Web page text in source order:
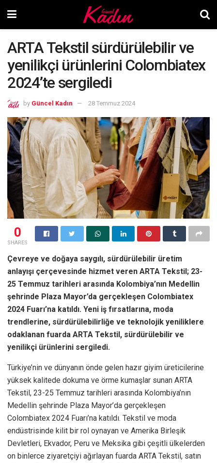
ARTA Tekstil sürdürülebilir ve
yenilikçi ürünlerini Colombiatex
2024’te sergiledi
by Güncel Kadın 28 Temmuz 2024
0
SHARES
Çevreye ve doğaya saygılı, sürdürülebilir üretim
anlayışı çerçevesinde hizmet veren ARTA Tekstil; 23-
25 Temmuz tarihleri arasında Kolombiya’nın Medellin
şehrinde Plaza Mayor’da gerçekleşen Colombiatex
2024 Fuarı’na katıldı. Yeni iş fırsatlarına, moda
trendlerine, sürdürülebilirliğe ve teknolojik yeniliklere
odaklanan fuarda ARTA Tekstil, sürdürülebilir ve
yenilikçi ürünlerini sergiledi.
Türkiye’nin ve dünyanın önde gelen hazır giyim üreticilerine
yüksek kalitede dokuma ve örme kumaşlar sunan ARTA
Tekstil, 23-25 Temmuz tarihleri arasında Kolombiya’nın
Medellin şehrinde Plaza Mayor’da gerçekleşen
Colombiatex 2024 Fuarı’na katıldı. Tekstil ve moda
endüstrisinde kilit bir rol oynayan ve Amerika Birleşik
Devletleri, Ekvador, Peru ve Meksika gibi çeşitli ülkelerden
on binlerce ziyaretçiyi ağırlayan fuarda ARTA Tekstil, satın